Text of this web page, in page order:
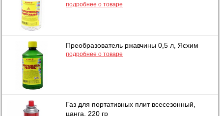
подробнее о товаре
Преобразователь ржавчины 0,5 л, Ясхим
подробнее о товаре
Газ для портативных плит всесезонный,
цанга, 220 гр